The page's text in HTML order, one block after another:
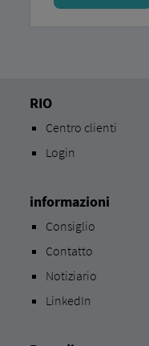
RIO
Centro clienti
Login
informazioni
Consiglio
Contatto
Notiziario
LinkedIn